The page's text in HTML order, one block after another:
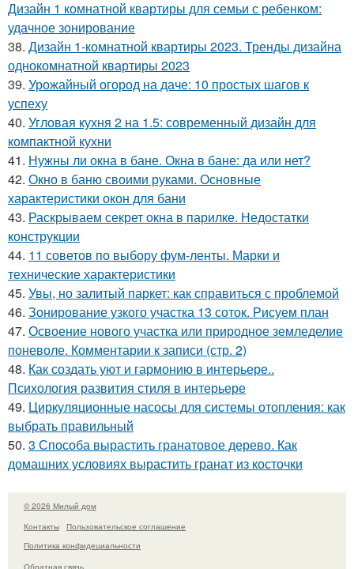
Дизайн 1 комнатной квартиры для семьи с ребенком:
удачное зонирование
38. Дизайн 1-комнатной квартиры 2023. Тренды дизайна
однокомнатной квартиры 2023
39. Урожайный огород на даче: 10 простых шагов к
успеху
40. Угловая кухня 2 на 1.5: современный дизайн для
компактной кухни
41. Нужны ли окна в бане. Окна в бане: да или нет?
42. Окно в баню своими руками. Основные
характеристики окон для бани
43. Раскрываем секрет окна в парилке. Недостатки
конструкции
44. 11 советов по выбору фум-ленты. Марки и
технические характеристики
45. Увы, но залитый паркет: как справиться с проблемой
46. Зонирование узкого участка 13 соток. Рисуем план
47. Освоение нового участка или природное земледелие
поневоле. Комментарии к записи (стр. 2)
48. Как создать уют и гармонию в интерьере..
Психология развития стиля в интерьере
49. Циркуляционные насосы для системы отопления: как
выбрать правильный
50. 3 Способа вырастить гранатовое дерево. Как
домашних условиях вырастить гранат из косточки
© 2026 Милый дом
Контакты
Пользовательское соглашение
Политика конфидециальности
Обратная связь